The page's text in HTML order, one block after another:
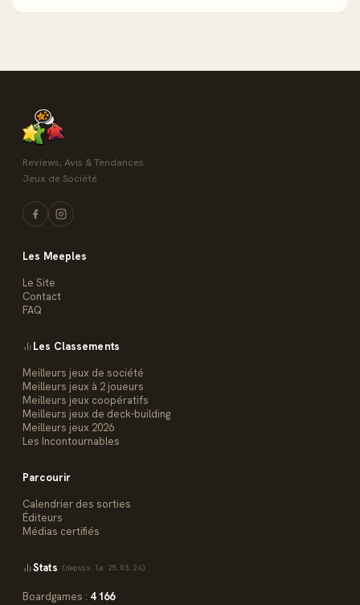
Reviews, Avis & Tendances
Jeux de Société
Les Meeples
Le Site
Contact
FAQ
Les Classements
Meilleurs jeux de société
Meilleurs jeux à 2 joueurs
Meilleurs jeux coopératifs
Meilleurs jeux de deck-building
Meilleurs jeux 2026
Les Incontournables
Parcourir
Calendrier des sorties
Éditeurs
Médias certifiés
Stats (depuis le 25.03.24)
Boardgames : 4 166